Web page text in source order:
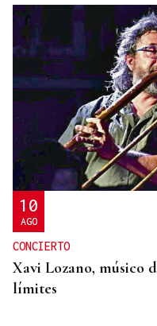
10
AGO
CONCIERTO
Xavi Lozano, músico
límites